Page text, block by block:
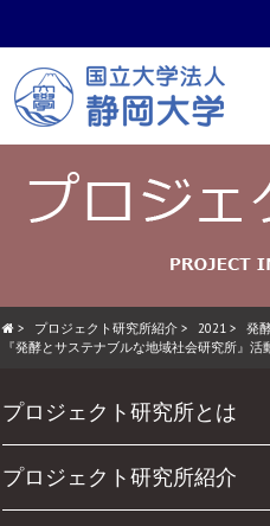
> プロジェクト研究所紹介 > 2021 > 発
『発酵とサステナブルな地域社会研究所』活
to
content
プロジェクト研究所とは
プロジェクト研究所紹介